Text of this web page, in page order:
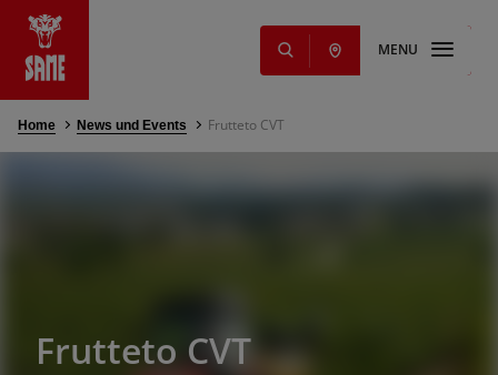
NEUHEITEN
SAME
MENU
Home News und Events Frutteto CVT
Frutteto CVT